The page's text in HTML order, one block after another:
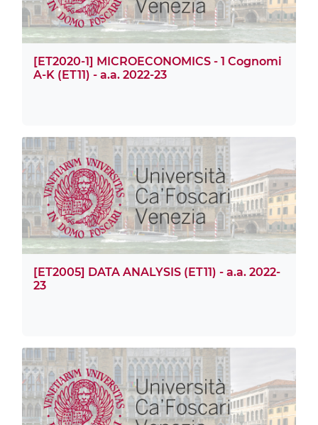
[ET2020-1] MICROECONOMICS - 1 Cognomi
A-K (ET11) - a.a. 2022-23
[ET2005] DATA ANALYSIS (ET11) - a.a. 2022-
23